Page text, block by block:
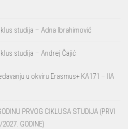
studija – Adna Ibrahimović
studija – Andrej Čajić
u okviru Erasmus+ KA171 – IIA
PRVOG CIKLUSA STUDIJA (PRVI
GODINE)